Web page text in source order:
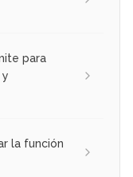
para
la función